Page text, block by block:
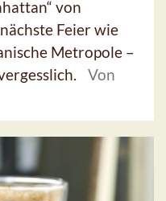
von
Feier wie
Metropole –
Von